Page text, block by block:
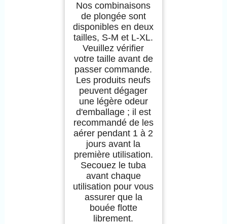
Nos combinaisons
de plongée sont
disponibles en deux
tailles, S-M et L-XL.
Veuillez vérifier
votre taille avant de
passer commande.
Les produits neufs
peuvent dégager
une légère odeur
d'emballage ; il est
recommandé de les
aérer pendant 1 à 2
jours avant la
première utilisation.
Secouez le tuba
avant chaque
utilisation pour vous
assurer que la
bouée flotte
librement.